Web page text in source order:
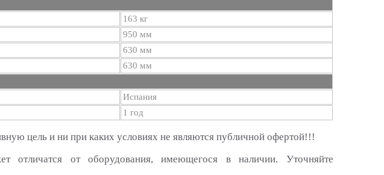
163 кг
950 мм
630 мм
630 мм
Испания
1 год
цель и ни при каких условиях не являются публичной офертой!!!
отличатся от оборудования, имеющегося в наличии. Уточняйте